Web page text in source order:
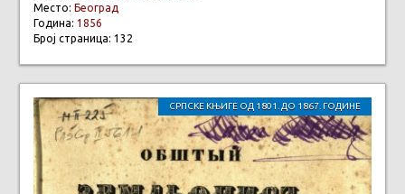
Место: Београд
Година: 1856
Број страница: 132
СРПСКЕ КЊИГЕ ОД 1801. ДО 1867. ГОДИНЕ